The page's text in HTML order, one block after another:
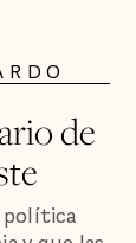
de
política